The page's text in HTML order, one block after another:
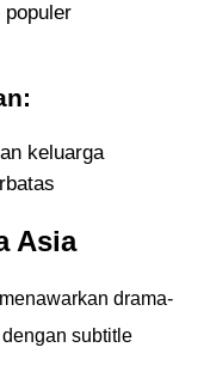
keluarga
Asia
drama-
subtitle